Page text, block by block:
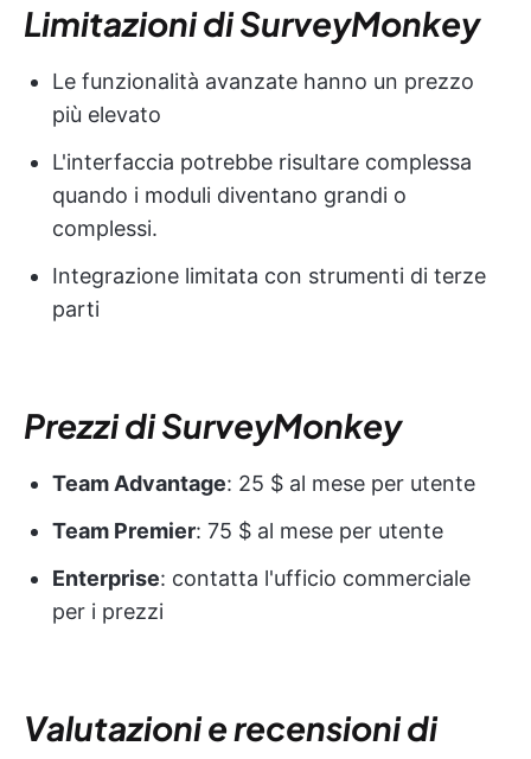
Limitazioni di SurveyMonkey
Le funzionalità avanzate hanno un prezzo
più elevato
L'interfaccia potrebbe risultare complessa
quando i moduli diventano grandi o
complessi.
Integrazione limitata con strumenti di terze
parti
Prezzi di SurveyMonkey
Team Advantage: 25 $ al mese per utente
Team Premier: 75 $ al mese per utente
Enterprise: contatta l'ufficio commerciale
per i prezzi
Valutazioni e recensioni di